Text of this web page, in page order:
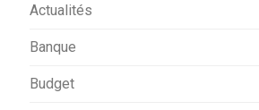
Actualités
Banque
Budget